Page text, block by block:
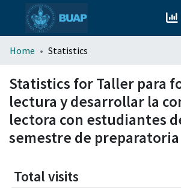
menu.section.about_menu
All of DSpace
Home Statistics
Statistics for Taller para
lectura y desarrollar la
lectora con estudiantes
semestre de preparatoria
Total visits